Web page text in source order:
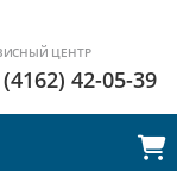
ЦЕНТР
42-05-39